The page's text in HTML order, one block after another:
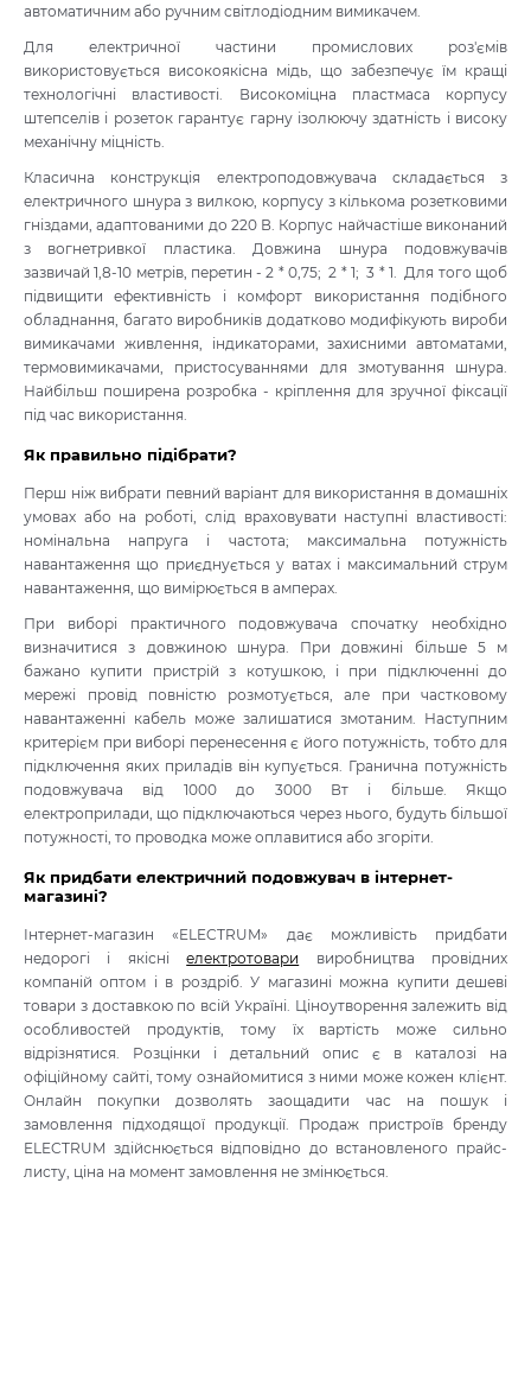
автоматичним або ручним світлодіодним вимикачем.
Для електричної частини промислових роз'ємів
використовується високоякісна мідь, що забезпечує їм кращі
технологічні властивості. Високоміцна пластмаса корпусу
штепселів і розеток гарантує гарну ізолюючу здатність і високу
механічну міцність.
Класична конструкція електроподовжувача складається з
електричного шнура з вилкою, корпусу з кількома розетковими
гніздами, адаптованими до 220 В. Корпус найчастіше виконаний
з вогнетривкої пластика. Довжина шнура подовжувачів
зазвичай 1,8-10 метрів, перетин - 2 * 0,75; 2 * 1; 3 * 1. Для того щоб
підвищити ефективність і комфорт використання подібного
обладнання, багато виробників додатково модифікують вироби
вимикачами живлення, індикаторами, захисними автоматами,
термовимикачами, пристосуваннями для змотування шнура.
Найбільш поширена розробка - кріплення для зручної фіксації
під час використання.
Як правильно підібрати?
Перш ніж вибрати певний варіант для використання в домашніх
умовах або на роботі, слід враховувати наступні властивості:
номінальна напруга і частота; максимальна потужність
навантаження що приєднується у ватах і максимальний струм
навантаження, що вимірюється в амперах.
При виборі практичного подовжувача спочатку необхідно
визначитися з довжиною шнура. При довжині більше 5 м
бажано купити пристрій з котушкою, і при підключенні до
мережі провід повністю розмотується, але при частковому
навантаженні кабель може залишатися змотаним. Наступним
критерієм при виборі перенесення є його потужність, тобто для
підключення яких приладів він купується. Гранична потужність
подовжувача від 1000 до 3000 Вт і більше. Якщо
електроприлади, що підключаються через нього, будуть більшої
потужності, то проводка може оплавитися або згоріти.
Як придбати електричний подовжувач в інтернет-
магазині?
Інтернет-магазин «ELECTRUM» дає можливість придбати
недорогі і якісніелектротовари виробництва провідних
компаній оптом і в роздріб. У магазині можна купити дешеві
товари з доставкою по всій Україні. Ціноутворення залежить від
особливостей продуктів, тому їх вартість може сильно
відрізнятися. Розцінки і детальний опис є в каталозі на
офіційному сайті, тому ознайомитися з ними може кожен клієнт.
Онлайн покупки дозволять заощадити час на пошук і
замовлення підходящої продукції. Продаж пристроїв бренду
ELECTRUM здійснюється відповідно до встановленого прайс-
листу, ціна на момент замовлення не змінюється.